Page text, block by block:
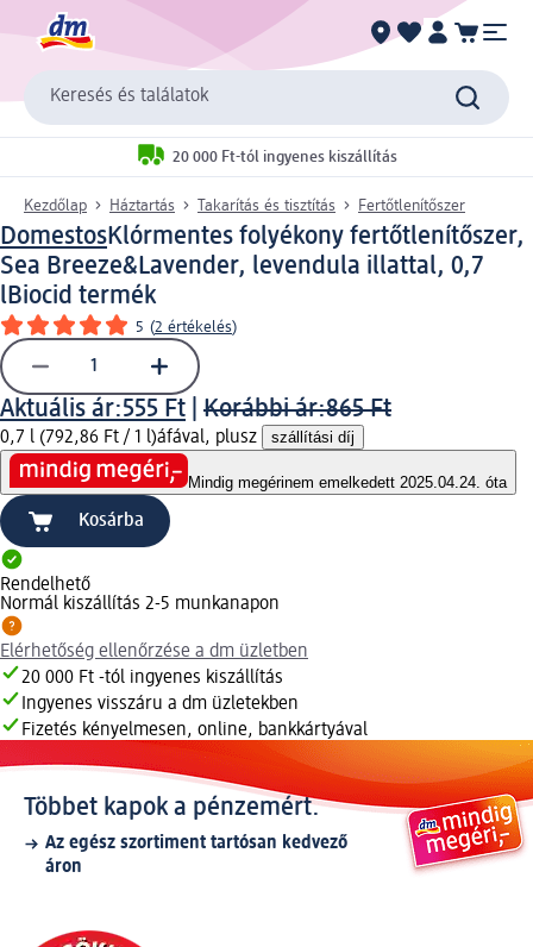
Keresés és találatok
20 000 Ft-tól ingyenes kiszállítás
Kezdőlap Háztartás Takarítás és tisztítás Fertőtlenítőszer
DomestosKlórmentes folyékony fertőtlenítőszer,
Sea Breeze&Lavender, levendula illattal, 0,7
lBiocid termék
5 (2 értékelés)
Aktuális ár:555 Ft Korábbi ár:865 Ft
0,7 l (792,86 Ft / 1 l)áfával, plusz szállítási díj
Mindig megérinem emelkedett 2025.04.24. óta
Kosárba
Rendelhető
Normál kiszállítás 2-5 munkanapon
Elérhetőség ellenőrzése a dm üzletben
20 000 Ft -tól ingyenes kiszállítás
Ingyenes visszáru a dm üzletekben
Fizetés kényelmesen, online, bankkártyával
Többet kapok a pénzemért.
Az egész szortiment tartósan kedvező
áron